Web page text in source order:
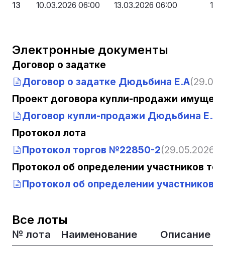
13 10.03.2026 06:00 13.03.2026 06:00 10
Электронные документы
Договор о задатке
Договор о задатке Дюдьбина Е.А
Проект договора купли-продажи
Договор купли-продажи Дюдьбина Е.А
Протокол лота
Протокол торгов №22850-2(29.05.2026,
Протокол об определении участников
Протокол об определении участников
Все лоты
№ лота Наименование Описание